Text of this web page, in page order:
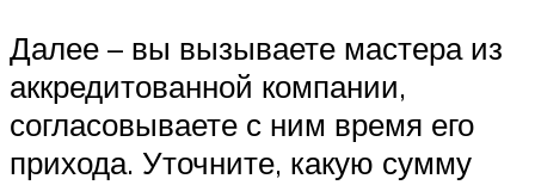
Далее – вы вызываете мастера из
аккредитованной компании,
согласовываете с ним время его
прихода. Уточните, какую сумму